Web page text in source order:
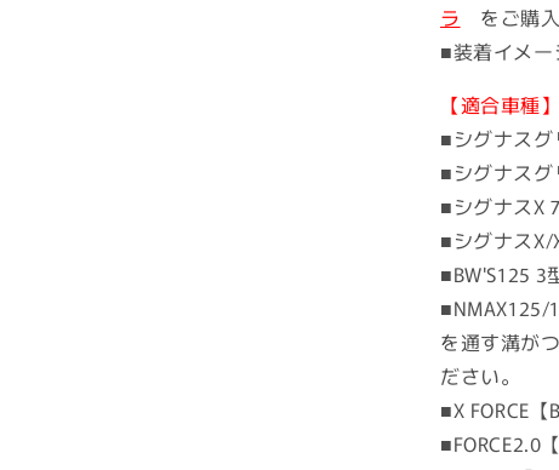
ラ をご購入
■装着イメ
【適合車種】
■シグナスグ
■シグナスグ
■シグナスX
■シグナスX/
■BW'S125 3
■NMAX125/
を通す溝が
ださい。
■X FORCE
■FORCE2.0